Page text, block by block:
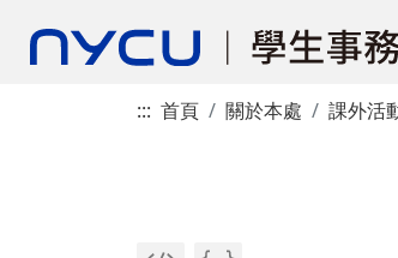
::: 首頁 關於本處 課外活